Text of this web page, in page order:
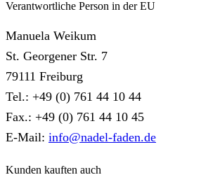
Verantwortliche Person in der EU
Manuela Weikum
St. Georgener Str. 7
79111 Freiburg
Tel.: +49 (0) 761 44 10 44
Fax.: +49 (0) 761 44 10 45
E-Mail: info@nadel-faden.de
Kunden kauften auch